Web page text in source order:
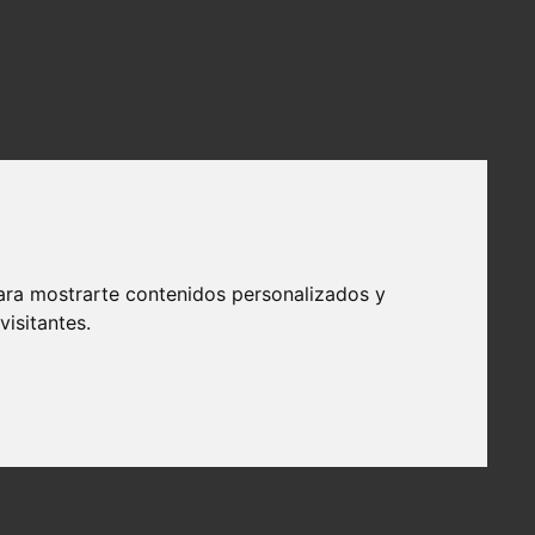
mostrarte contenidos personalizados y